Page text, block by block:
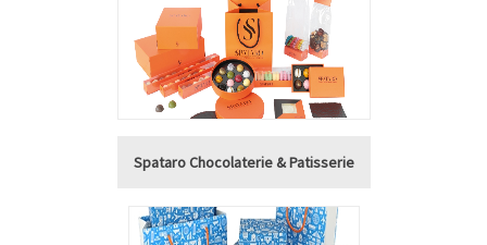
Spataro Chocolaterie & Patisserie